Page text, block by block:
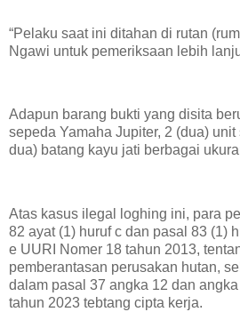
“Pelaku saat ini ditahan di rutan
Ngawi untuk pemeriksaan lebih
Adapun barang bukti yang disita
sepeda Yamaha Jupiter, 2 (dua)
dua) batang kayu jati berbagai
Atas kasus ilegal loghing ini, para
82 ayat (1) huruf c dan pasal 83 (1)
e UURI Nomer 18 tahun 2013,
pemberantasan perusakan hutan,
dalam pasal 37 angka 12 dan
tahun 2023 tebtang cipta kerja.